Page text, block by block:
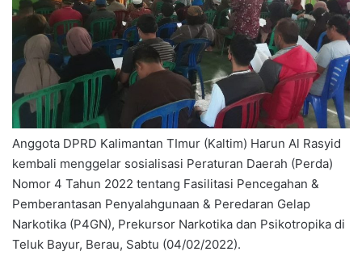
Anggota DPRD Kalimantan TImur (Kaltim) Harun Al Rasyid
kembali menggelar sosialisasi Peraturan Daerah (Perda)
Nomor 4 Tahun 2022 tentang Fasilitasi Pencegahan &
Pemberantasan Penyalahgunaan & Peredaran Gelap
Narkotika (P4GN), Prekursor Narkotika dan Psikotropika di
Teluk Bayur, Berau, Sabtu (04/02/2022).